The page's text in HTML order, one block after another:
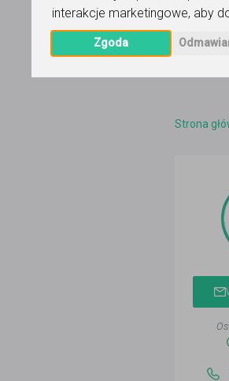
interakcje marketingowe, aby
Zgoda
Strona